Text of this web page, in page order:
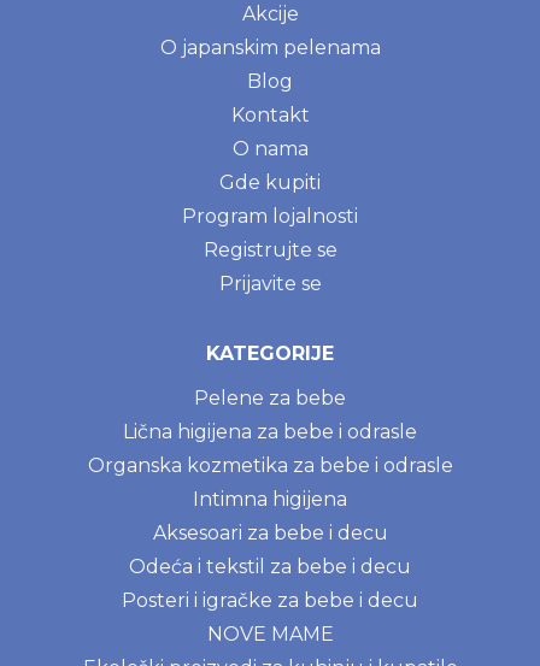
Akcije
O japanskim pelenama
Blog
Kontakt
O nama
Gde kupiti
Program lojalnosti
Registrujte se
Prijavite se
KATEGORIJE
Pelene za bebe
Lična higijena za bebe i odrasle
Organska kozmetika za bebe i odrasle
Intimna higijena
Aksesoari za bebe i decu
Odeća i tekstil za bebe i decu
Posteri i igračke za bebe i decu
NOVE MAME